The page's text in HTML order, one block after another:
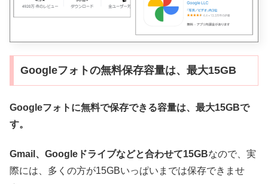
Googleフォトの無料保存容量は、最大15GB
Googleフォトに無料で保存できる容量は、最大15GBで
す。
Gmail、Googleドライブなどと合わせて15GBなので、実
際には、多くの方が15GBいっぱいまでは保存できませ